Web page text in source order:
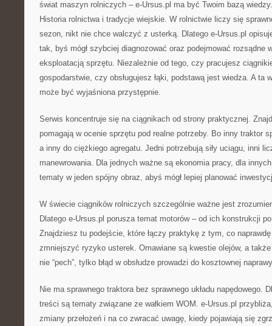
świat maszyn rolniczych – e-Ursus.pl ma być Twoim bazą
Historia rolnictwa i tradycje wiejskie. W rolnictwie liczy się
sezon, nikt nie chce walczyć z usterką. Dlatego e-Ursus.pl
tak, byś mógł szybciej diagnozować oraz podejmować rozsądne
eksploatacją sprzętu. Niezależnie od tego, czy pracujesz
gospodarstwie, czy obsługujesz łąki, podstawą jest wiedza. A ta
może być wyjaśniona przystępnie.
Serwis koncentruje się na ciągnikach od strony praktycznej.
pomagają w ocenie sprzętu pod realne potrzeby. Bo inny traktor
a inny do ciężkiego agregatu. Jedni potrzebują siły uciągu, inni
manewrowania. Dla jednych ważne są ekonomia pracy, dla
tematy w jeden spójny obraz, abyś mógł lepiej planować
W świecie ciągników rolniczych szczególnie ważne jest
Dlatego e-Ursus.pl porusza temat motorów – od ich konstrukcji
Znajdziesz tu podejście, które łączy praktykę z tym, co
zmniejszyć ryzyko usterek. Omawiane są kwestie olejów, a
nie “pech”, tylko błąd w obsłudze prowadzi do kosztownej
Nie ma sprawnego traktora bez sprawnego układu napędowego.
treści są tematy związane ze wałkiem WOM. e-Ursus.pl
zmiany przełożeń i na co zwracać uwagę, kiedy pojawiają się